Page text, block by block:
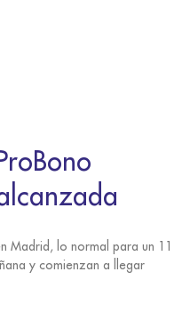
Madrid, lo normal para un 11
y comienzan a llegar